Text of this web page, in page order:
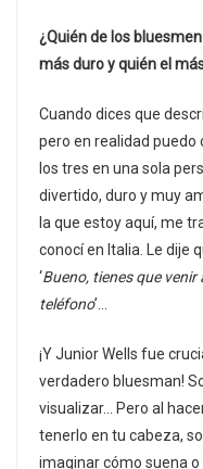
¿Quién de los
más duro y quién el
Cuando dices que
pero en realidad puedo
los tres en una sola
divertido, duro y muy
la que estoy aquí, me
conocí en Italia. Le dije
‘Bueno, tienes que venir
teléfono’…
¡Y Junior Wells fue
verdadero bluesman!
visualizar… Pero al
tenerlo en tu cabeza,
imaginar cómo suena o